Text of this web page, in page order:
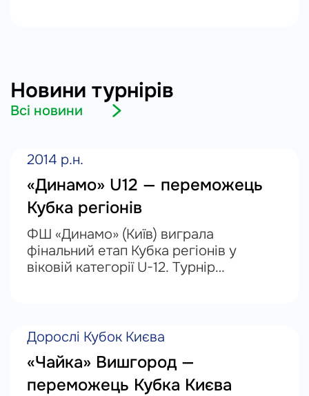
Новини турнірів
Всі новини
2014 р.н.
«Динамо» U12 — переможець
Кубка регіонів
ФШ «Динамо» (Київ) виграла
фінальний етап Кубка регіонів у
віковій категорії U-12. Турнір
усієї країни —...
Дорослі Кубок Києва
«Чайка» Вишгород —
переможець Кубка Києва